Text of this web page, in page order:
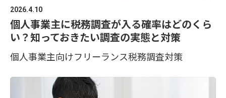
2026.4.10
個人事業主に税務調査が入る確率はどのくら
い？知っておきたい調査の実態と対策
個人事業主向けフリーランス税務調査対策